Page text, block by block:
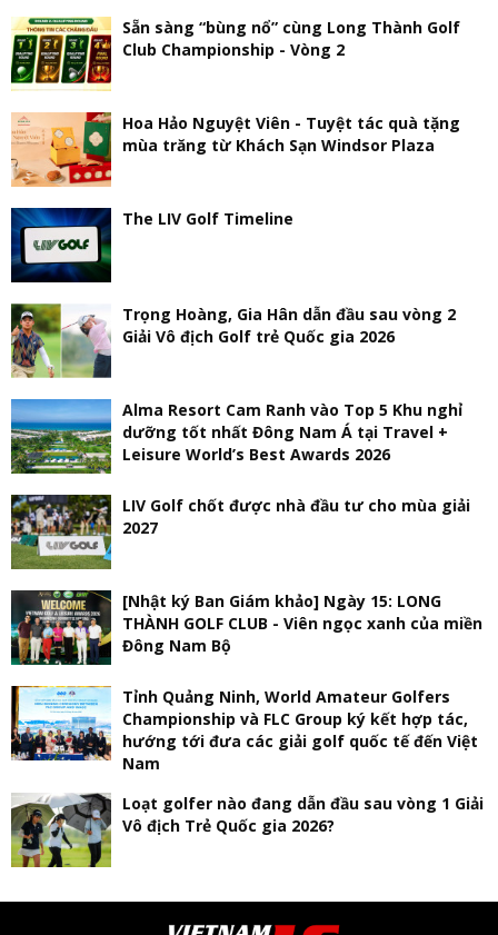
Sẵn sàng “bùng nổ” cùng Long Thành Golf
Club Championship - Vòng 2
Hoa Hảo Nguyệt Viên - Tuyệt tác quà tặng
mùa trăng từ Khách Sạn Windsor Plaza
The LIV Golf Timeline
Trọng Hoàng, Gia Hân dẫn đầu sau vòng 2
Giải Vô địch Golf trẻ Quốc gia 2026
Alma Resort Cam Ranh vào Top 5 Khu nghỉ
dưỡng tốt nhất Đông Nam Á tại Travel +
Leisure World’s Best Awards 2026
LIV Golf chốt được nhà đầu tư cho mùa giải
2027
[Nhật ký Ban Giám khảo] Ngày 15: LONG
THÀNH GOLF CLUB - Viên ngọc xanh của miền
Đông Nam Bộ
Tỉnh Quảng Ninh, World Amateur Golfers
Championship và FLC Group ký kết hợp tác,
hướng tới đưa các giải golf quốc tế đến Việt
Nam
Loạt golfer nào đang dẫn đầu sau vòng 1 Giải
Vô địch Trẻ Quốc gia 2026?